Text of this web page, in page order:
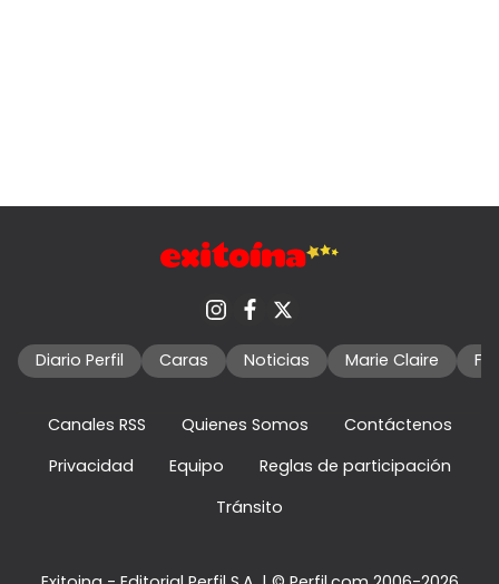
Diario Perfil Caras Noticias Marie Claire
Canales RSS Quienes Somos
Contáctenos
Privacidad
Equipo
Reglas de participación
Tránsito